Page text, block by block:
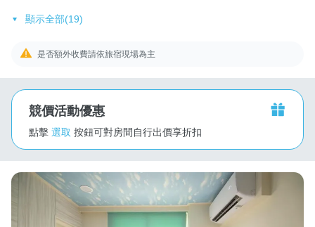
顯示全部(19)
是否額外收費請依旅宿現場為主
競價活動優惠
點擊 選取 按鈕可對房間自行出價享折扣